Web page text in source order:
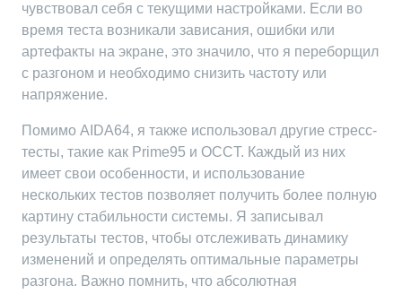
чувствовал себя с текущими настройками. Если во
время теста возникали зависания, ошибки или
артефакты на экране, это значило, что я переборщил
с разгоном и необходимо снизить частоту или
напряжение.
Помимо AIDA64, я также использовал другие стресс-
тесты, такие как Prime95 и OCCT. Каждый из них
имеет свои особенности, и использование
нескольких тестов позволяет получить более полную
картину стабильности системы. Я записывал
результаты тестов, чтобы отслеживать динамику
изменений и определять оптимальные параметры
разгона. Важно помнить, что абсолютная